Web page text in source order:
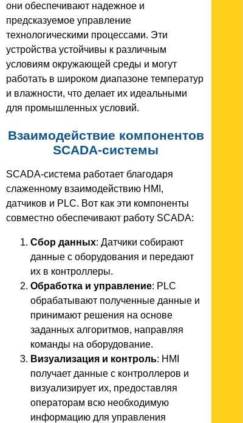
они обеспечивают надежное и
предсказуемое управление
технологическими процессами. Эти
устройства устойчивы к различным
условиям окружающей среды и могут
работать в широком диапазоне температур
и влажности, что делает их идеальными
для промышленных условий.
Взаимодействие компонентов
SCADA-системы
SCADA-система работает благодаря
слаженному взаимодействию HMI,
датчиков и PLC. Вот как эти компоненты
совместно обеспечивают работу SCADA:
Сбор данных: Датчики собирают
данные с оборудования и передают
их в контроллеры.
Обработка и управление: PLC
обрабатывают полученные данные и
принимают решения на основе
заданных алгоритмов, направляя
команды на оборудование.
Визуализация и контроль: HMI
получает данные с контроллеров и
визуализирует их, предоставляя
операторам всю необходимую
информацию для управления